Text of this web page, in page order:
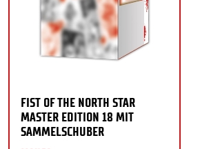
FIST OF THE NORTH STAR
MASTER EDITION 18 MIT
SAMMELSCHUBER